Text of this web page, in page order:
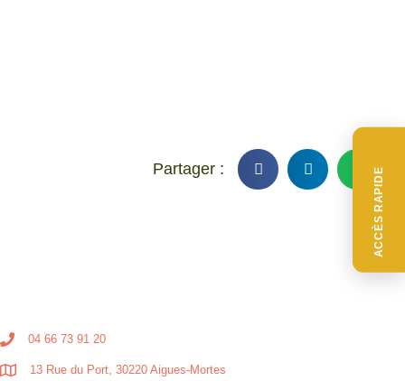
ACCÈS RAPIDE
04 66 73 91 20
13 Rue du Port, 30220 Aigues-Mortes